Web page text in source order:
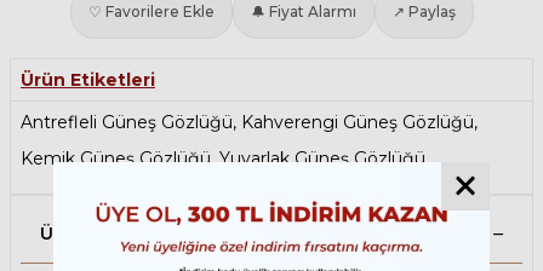
♡ Favorilere Ekle 🔔 Fiyat Alarmı ↗ Paylaş
Ürün Etiketleri
Antrefleli Güneş Gözlüğü, Kahverengi Güneş Gözlüğü,
Kemik Güneş Gözlüğü,Yuvarlak Güneş Gözlüğü
Ürün Açıklaması